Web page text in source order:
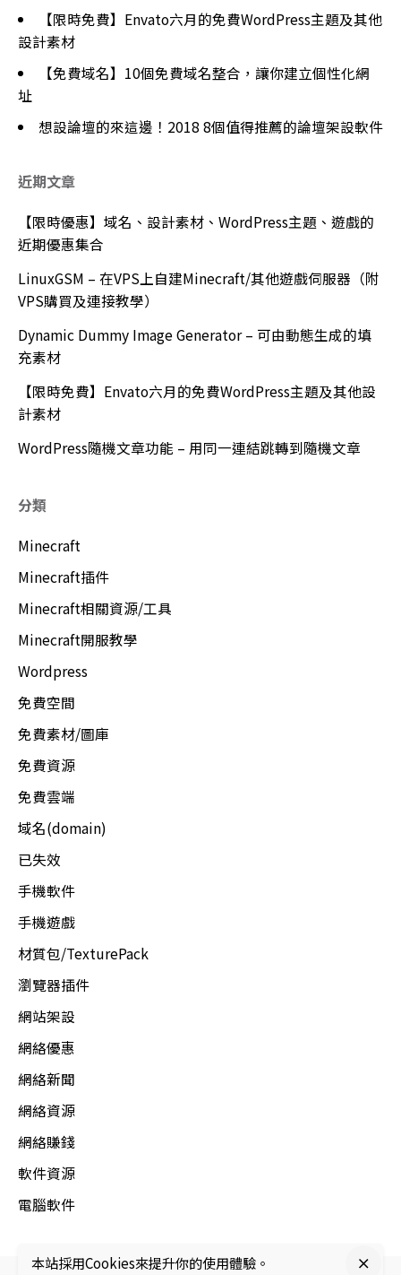
【限時免費】Envato六月的免費WordPress主題及其他
設計素材
【免費域名】10個免費域名整合，讓你建立個性化網
址
想設論壇的來這邊！2018 8個值得推薦的論壇架設軟件
近期文章
【限時優惠】域名、設計素材、WordPress主題、遊戲的
近期優惠集合
LinuxGSM – 在VPS上自建Minecraft/其他遊戲伺服器（附
VPS購買及連接教學）
Dynamic Dummy Image Generator – 可由動態生成的填
充素材
【限時免費】Envato六月的免費WordPress主題及其他設
計素材
WordPress隨機文章功能 – 用同一連結跳轉到隨機文章
分類
Minecraft
Minecraft插件
Minecraft相關資源/工具
Minecraft開服教學
Wordpress
免費空間
免費素材/圖庫
免費資源
免費雲端
域名(domain)
已失效
手機軟件
手機遊戲
材質包/TexturePack
瀏覽器插件
網站架設
網絡優惠
網絡新聞
網絡資源
網絡賺錢
軟件資源
電腦軟件
本站採用Cookies來提升你的使用體驗。